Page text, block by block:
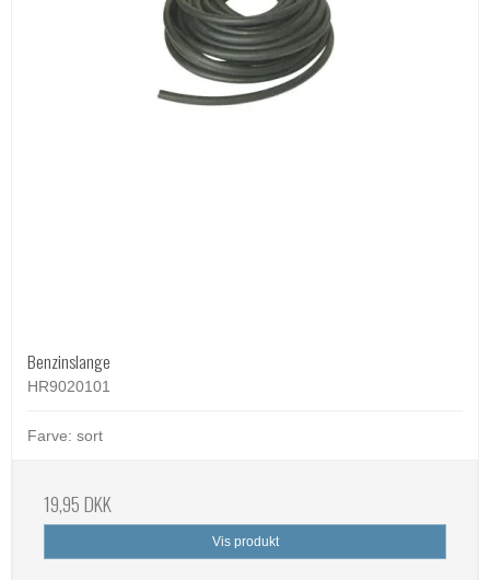
Benzinslange
HR9020101
Farve: sort
19,95 DKK
Vis produkt